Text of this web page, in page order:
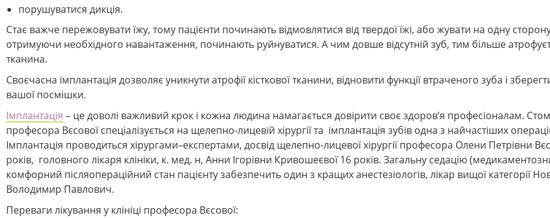
порушуватися дикція.
Стає важче пережовувати їжу, тому пацієнти починають відмовлятися від твердої їжі, або жувати на одну
отримуючи необхідного навантаження, починають руйнуватися. А чим довше відсутній зуб, тим більше
тканина.
Своєчасна імплантація дозволяє уникнути атрофії кісткової тканини, відновити функції втраченого зуба і
вашої посмішки.
Імплантація – це доволі важливий крок і кожна людина намагається довірити своє здоров’я професіоналам.
професора Вєсової спеціалізується на щелепно-лицевій хірургії та імплантація зубів одна з найчастіших
Імплантація проводиться хірургами–експертами, досвід щелепно-лицевої хірургії професора Олени Петрівни
років, головного лікаря клініки, к. мед. н, Анни Ігорівни Кривошеєвої 16 років. Загальну седацію
комфорний післяопераційний стан пацієнту забезпечить один з кращих анестезіологів, лікар вищої категорії
Володимир Павлович.
Переваги лікування у клініці професора Вєсової: